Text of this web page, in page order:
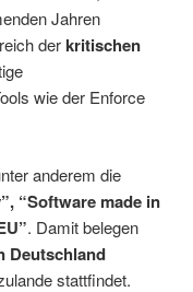
Jahren
derkritischen
wie der Enforce
anderem die
“Software made in
. Damit belegen
Deutschland
stattfindet.